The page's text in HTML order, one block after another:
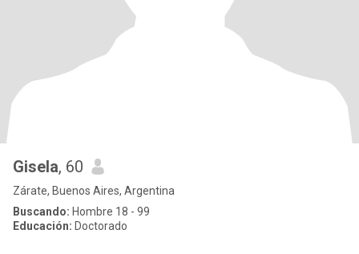
Gisela, 60
Zárate, Buenos Aires, Argentina
Buscando: Hombre 18 - 99
Educación: Doctorado